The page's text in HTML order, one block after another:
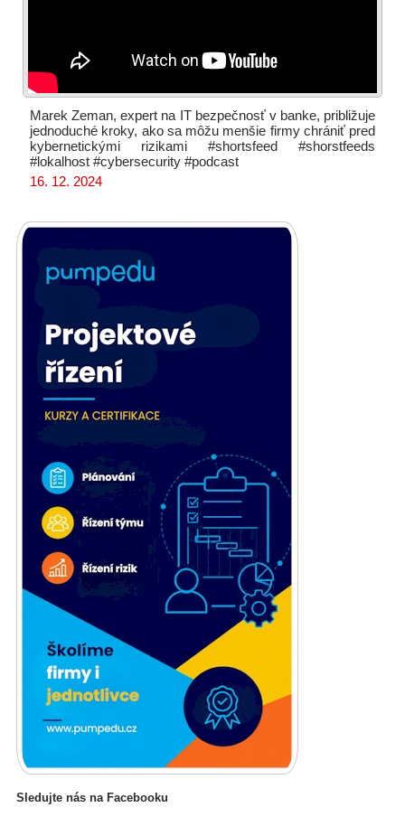
Marek Zeman, expert na IT bezpečnosť v banke, približuje
jednoduché kroky, ako sa môžu menšie firmy chrániť pred
kybernetickými rizikami #shortsfeed #shorstfeeds
#lokalhost #cybersecurity #podcast
16. 12. 2024
Sledujte nás na Facebooku